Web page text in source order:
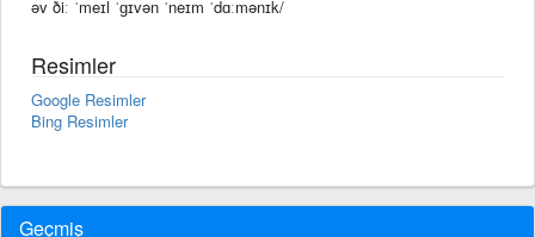
əv ðiː ˈmeɪl ˈɡɪvən ˈneɪm ˈdɑːmənɪk/
Resimler
Google Resimler
Bing Resimler
Geçmiş